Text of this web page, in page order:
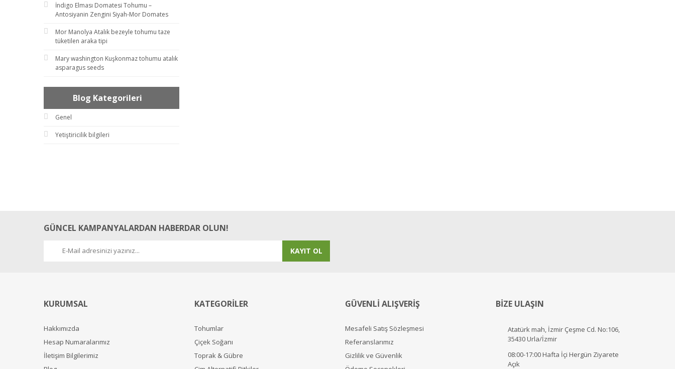
İndigo Elması Domatesi Tohumu –
Antosiyanin Zengini Siyah-Mor Domates
Mor Manolya Atalık bezeyle tohumu taze
tüketilen araka tipi
Mary washington Kuşkonmaz tohumu atalık
asparagus seeds
Blog Kategorileri
Genel
Yetiştiricilik bilgileri
GÜNCEL KAMPANYALARDAN HABERDAR OLUN!
KAYIT OL
KURUMSAL
Hakkımızda
Hesap Numaralarımız
İletişim Bilgilerimiz
KATEGORİLER
Tohumlar
Çiçek Soğanı
Toprak & Gübre
GÜVENLİ ALIŞVERİŞ
Mesafeli Satış Sözleşmesi
Referanslarımız
Gizlilik ve Güvenlik
BİZE ULAŞIN
Atatürk mah, İzmir Çeşme Cd. No:106,
35430 Urla/İzmir
08:00-17:00 Hafta İçi Hergün Ziyarete
Açık